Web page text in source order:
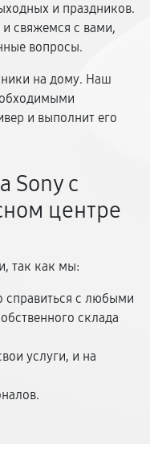
и праздников.
свяжемся с вами,
вопросы.
на дому. Наш
и выполнит его
Sony с
центре
так как мы:
с любыми
склада
услуги, и на